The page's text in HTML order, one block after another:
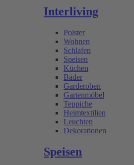
Interliving
Polster
Wohnen
Schlafen
Speisen
Küchen
Bäder
Garderoben
Gartenmöbel
Teppiche
Heimtextilien
Leuchten
Dekorationen
Speisen